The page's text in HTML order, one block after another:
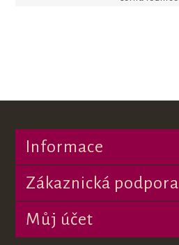
Informace
Zákaznická podpora
Můj účet